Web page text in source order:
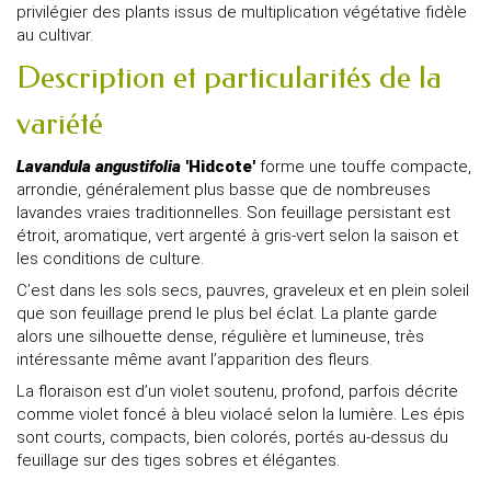
privilégier des plants issus de multiplication végétative fidèle
au cultivar.
Description et particularités de la
variété
Lavandula angustifolia 'Hidcote' forme une touffe compacte,
arrondie, généralement plus basse que de nombreuses
lavandes vraies traditionnelles. Son feuillage persistant est
étroit, aromatique, vert argenté à gris-vert selon la saison et
les conditions de culture.
C’est dans les sols secs, pauvres, graveleux et en plein soleil
que son feuillage prend le plus bel éclat. La plante garde
alors une silhouette dense, régulière et lumineuse, très
intéressante même avant l’apparition des fleurs.
La floraison est d’un violet soutenu, profond, parfois décrite
comme violet foncé à bleu violacé selon la lumière. Les épis
sont courts, compacts, bien colorés, portés au-dessus du
feuillage sur des tiges sobres et élégantes.